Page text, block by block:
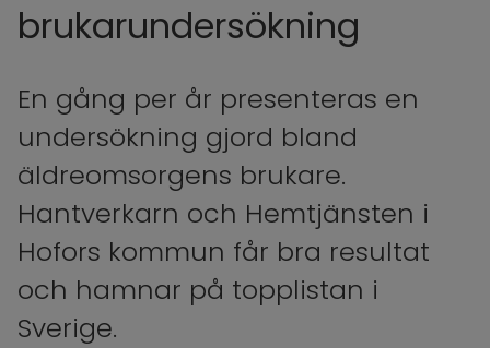
brukarundersökning
En gång per år presenteras en
undersökning gjord bland
äldreomsorgens brukare.
Hantverkarn och Hemtjänsten i
Hofors kommun får bra resultat
och hamnar på topplistan i
Sverige.